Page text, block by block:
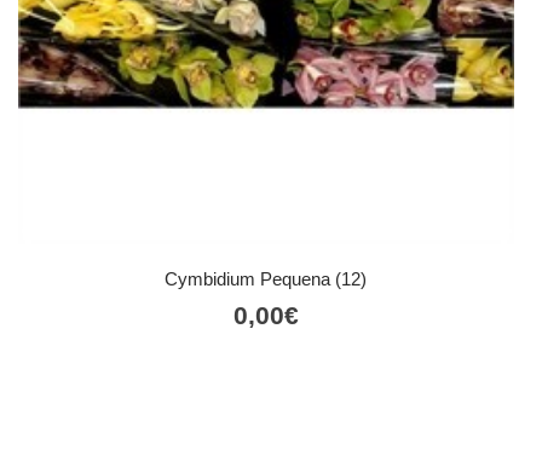
Cymbidium Pequena (12)
0,00€